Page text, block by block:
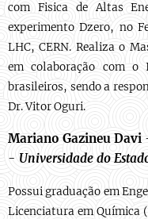
com Fisica de Altas
experimento Dzero, no
LHC, CERN. Realiza o
em colaboração com o
brasileiros, sendo a
Dr. Vitor Oguri.
Mariano Gazineu Davi
- Universidade do
Possui graduação em
Licenciatura em Química